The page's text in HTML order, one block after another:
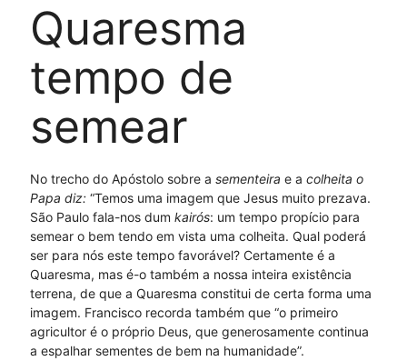
Quaresma
tempo de
semear
No trecho do Apóstolo sobre a sementeira e a colheita o
Papa diz: “Temos uma imagem que Jesus muito prezava.
São Paulo fala-nos dum kairós: um tempo propício para
semear o bem tendo em vista uma colheita. Qual poderá
ser para nós este tempo favorável? Certamente é a
Quaresma, mas é-o também a nossa inteira existência
terrena, de que a Quaresma constitui de certa forma uma
imagem. Francisco recorda também que “o primeiro
agricultor é o próprio Deus, que generosamente continua
a espalhar sementes de bem na humanidade”.